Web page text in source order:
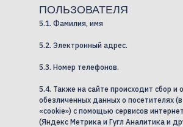
ПОЛЬЗОВАТЕЛЯ
5.1. Фамилия, имя
5.2. Электронный адрес.
5.3. Номер телефонов.
5.4. Также на сайте происходит сбор и
обезличенных данных о посетителях
«cookie») с помощью сервисов
(Яндекс Метрика и Гугл Аналитика и